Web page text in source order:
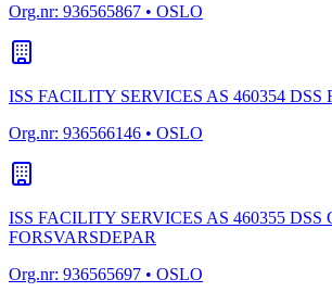
Org.nr: 936565867 • OSLO
ISS FACILITY SERVICES AS 460354
Org.nr: 936566146 • OSLO
ISS FACILITY SERVICES AS 460355 DSS
FORSVARSDEPAR
Org.nr: 936565697 • OSLO